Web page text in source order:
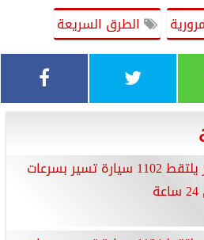
الطرق السريعة
رادار المرور يلتقط 1102 سيارة تسير بسرعات